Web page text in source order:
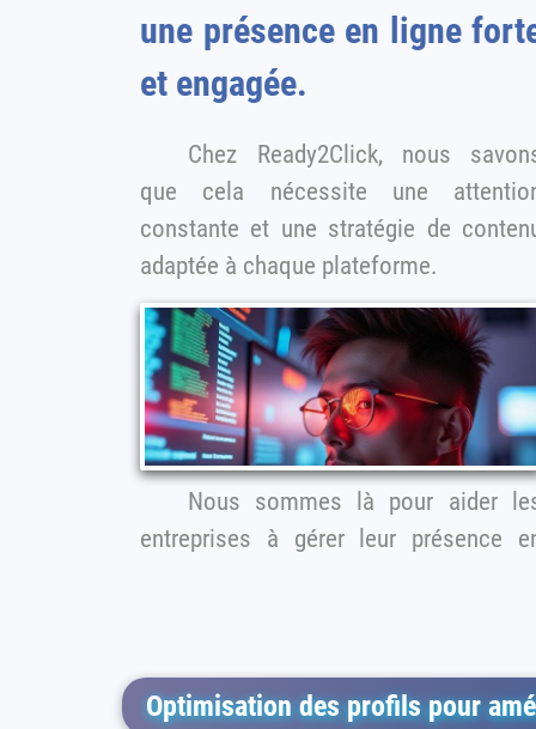
une présence en ligne
et engagée.
Chez Ready2Click, nous savons
que cela nécessite une
constante et une stratégie de contenu
adaptée à chaque plateforme.
Nous sommes là pour aider les
entreprises à gérer leur présence
Optimisation des profils pour